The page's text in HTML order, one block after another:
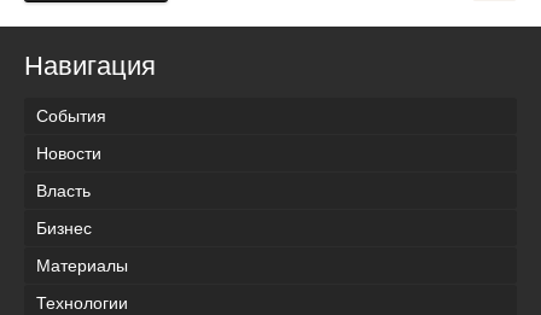
Навигация
События
Новости
Власть
Бизнес
Материалы
Технологии